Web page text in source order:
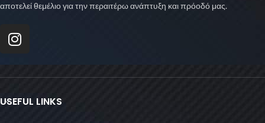
αποτελεί θεμέλιο για την περαιτέρω ανάπτυξη και πρόοδό μας.
USEFUL LINKS